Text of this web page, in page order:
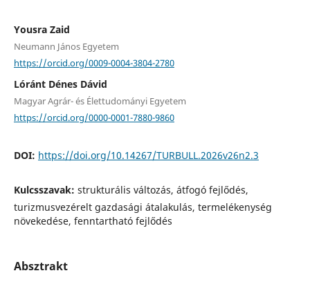
Yousra Zaid
Neumann János Egyetem
https://orcid.org/0009-0004-3804-2780
Lóránt Dénes Dávid
Magyar Agrár- és Élettudományi Egyetem
https://orcid.org/0000-0001-7880-9860
DOI: https://doi.org/10.14267/TURBULL.2026v26n2.3
Kulcsszavak: strukturális változás, átfogó fejlődés,
turizmusvezérelt gazdasági átalakulás, termelékenység
növekedése, fenntartható fejlődés
Absztrakt